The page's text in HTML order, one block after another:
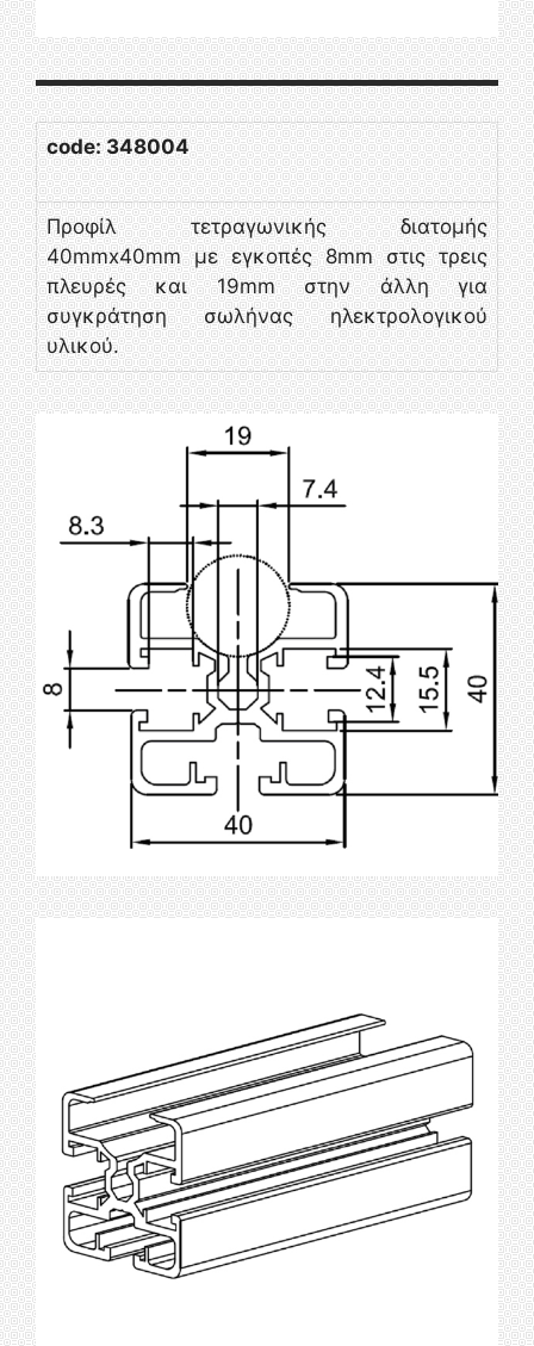
code:348004
Προφίλ τετραγωνικής διατομής
40mmx40mm με εγκοπές 8mm στις τρεις
πλευρές και 19mm στην άλλη για
συγκράτηση σωλήνας ηλεκτρολογικού
υλικού.